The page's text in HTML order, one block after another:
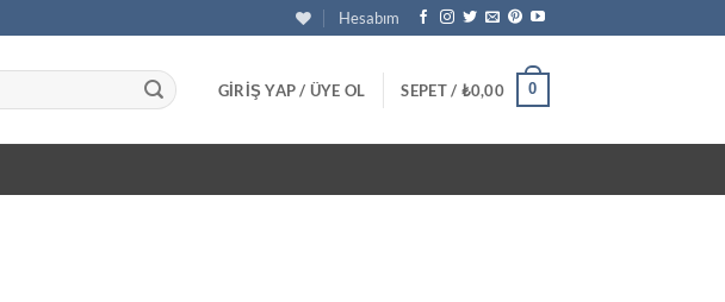
Hesabım
GIRIŞ YAP / ÜYE OL SEPET / ₺0,00 0